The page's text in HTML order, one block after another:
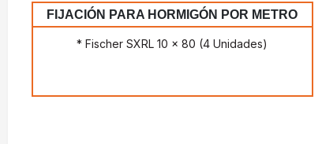
FIJACIÓN PARA HORMIGÓN POR METRO
* Fischer SXRL 10 x 80 (4 Unidades)